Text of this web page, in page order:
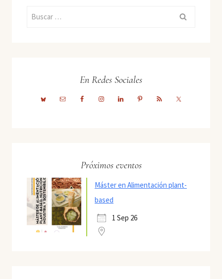
Buscar:
En Redes Sociales
Próximos eventos
Máster en Alimentación plant-
based
1 Sep 26